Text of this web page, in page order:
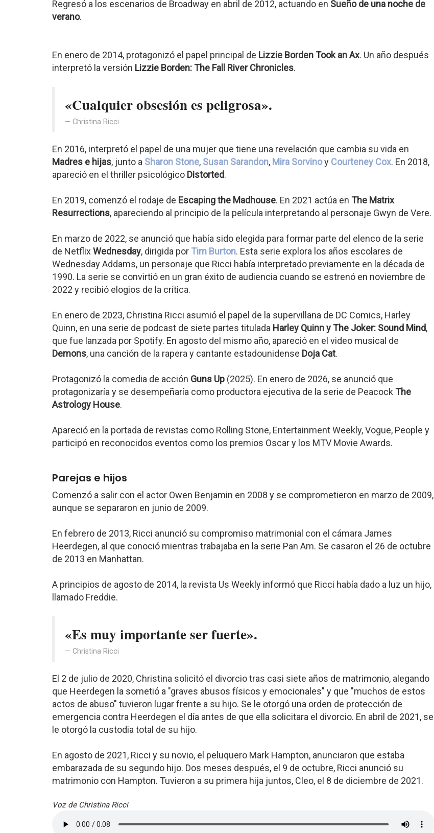
Regresó a los escenarios de Broadway en abril de 2012, actuando en Sueño de una noche de
verano.
En enero de 2014, protagonizó el papel principal de Lizzie Borden Took an Ax. Un año después
interpretó la versión Lizzie Borden: The Fall River Chronicles.
«Cualquier obsesión es peligrosa».
Christina Ricci
En 2016, interpretó el papel de una mujer que tiene una revelación que cambia su vida en
Madres e hijas, junto a Sharon Stone, Susan Sarandon, Mira Sorvinoy Courteney Cox. En 2018,
apareció en el thriller psicológico Distorted.
En 2019, comenzó el rodaje de Escaping the Madhouse. En 2021 actúa en The Matrix
Resurrections, apareciendo al principio de la película interpretando al personaje Gwyn de Vere.
En marzo de 2022, se anunció que había sido elegida para formar parte del elenco de la serie
de NetflixWednesday, dirigida por Tim Burton. Esta serie explora los años escolares de
Wednesday Addams, un personaje que Ricci había interpretado previamente en la década de
1990. La serie se convirtió en un gran éxito de audiencia cuando se estrenó en noviembre de
2022 y recibió elogios de la crítica.
En enero de 2023, Christina Ricci asumió el papel de la supervillana de DC Comics, Harley
Quinn, en una serie de podcast de siete partes titulada Harley Quinn y The Joker: Sound Mind,
que fue lanzada por Spotify. En agosto del mismo año, apareció en el video musical de
Demons, una canción de la rapera y cantante estadounidense Doja Cat.
Protagonizó la comedia de acción Guns Up (2025). En enero de 2026, se anunció que
protagonizaría y se desempeñaría como productora ejecutiva de la serie de Peacock The
Astrology House.
Apareció en la portada de revistas como Rolling Stone, Entertainment Weekly, Vogue, People y
participó en reconocidos eventos como los premios Oscar y los MTV Movie Awards.
Parejas e hijos
Comenzó a salir con el actor Owen Benjamin en 2008 y se comprometieron en marzo de 2009,
aunque se separaron en junio de 2009.
En febrero de 2013, Ricci anunció su compromiso matrimonial con el cámara James
Heerdegen, al que conoció mientras trabajaba en la serie Pan Am. Se casaron el 26 de octubre
de 2013 en Manhattan.
A principios de agosto de 2014, la revista Us Weekly informó que Ricci había dado a luz un hijo,
llamado Freddie.
«Es muy importante ser fuerte».
Christina Ricci
El 2 de julio de 2020, Christina solicitó el divorcio tras casi siete años de matrimonio, alegando
que Heerdegen la sometió a "graves abusos físicos y emocionales" y que "muchos de estos
actos de abuso" tuvieron lugar frente a su hijo. Se le otorgó una orden de protección de
emergencia contra Heerdegen el día antes de que ella solicitara el divorcio. En abril de 2021, se
le otorgó la custodia total de su hijo.
En agosto de 2021, Ricci y su novio, el peluquero Mark Hampton, anunciaron que estaba
embarazada de su segundo hijo. Dos meses después, el 9 de octubre, Ricci anunció su
matrimonio con Hampton. Tuvieron a su primera hija juntos, Cleo, el 8 de diciembre de 2021.
Voz de Christina Ricci